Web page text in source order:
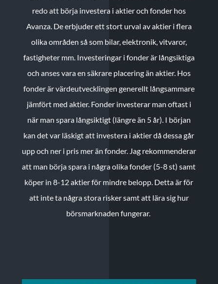
redo att börja investera i aktier och fonder hos
Avanza. De erbjuder ett stort urval av aktier i flera
olika områden så som bilar, elektronik, vitvaror,
fastigheter mm. Investeringar i fonder är långsiktiga
och anses vara en säkrare placering än aktier. Hos
fonder är värdeutvecklingen generellt långsammare
jämfört med aktier. Fonder investerar man oftast i
när man spara långsiktigt (längre än 5 år). I början
kan det var läskigt att investera i aktier då dessa går
upp och ner i pris mer än fonder. Jag rekommenderar
att man börja spara i några olika fonder (5-8 st) samt
köper in 8-12 aktier för mindre belopp. Detta är för
att inte ta några stora risker samt att lära sig hur
börsmarknaden fungerar.